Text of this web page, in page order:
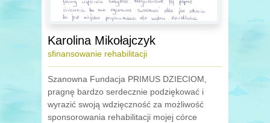
Karolina Mikołajczyk
sfinansowanie rehabilitacji
Szanowna Fundacja PRIMUS DZIECIOM,
pragnę bardzo serdecznie podziękować i
wyrazić swoją wdzięczność za możliwość
sponsorowania rehabilitacji mojej córce